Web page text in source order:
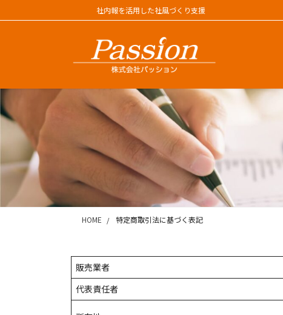
ン
移
動
ビ
ン
に
移
社内報を活用した社風づくり支援
HOME 特定商取引法に基づく表記
販売業者
代表責任者